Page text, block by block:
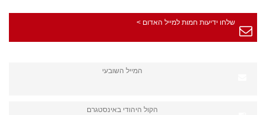
שלחו ידיעות חמות למייל האדום >
המייל השובעי
הקול היהודי באינסטגרם